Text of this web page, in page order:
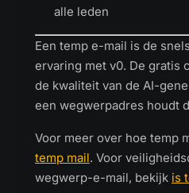
alle leden
Een temp e-mail is de
ervaring met v0. De gratis
de kwaliteit van de AI-
een wegwerpadres houdt
Voor meer over hoe temp
temp mail. Voor
wegwerp-e-mail, bekijk is